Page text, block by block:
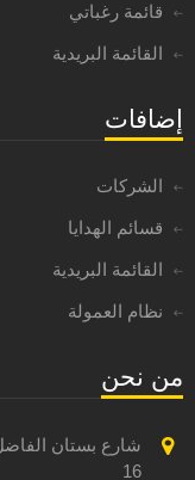
قائمة رغباتي
القائمة البريدية
إضافات
الشركات
قسائم الهدايا
القائمة البريدية
نظام العمولة
من نحن
شارع بستان
16